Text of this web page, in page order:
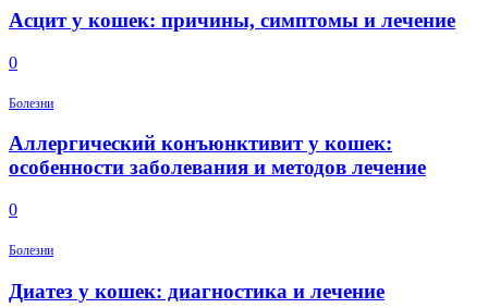
Асцит у кошек: причины, симптомы и лечение
0
Болезни
Аллергический конъюнктивит у кошек:
особенности заболевания и методов лечение
0
Болезни
Диатез у кошек: диагностика и лечение